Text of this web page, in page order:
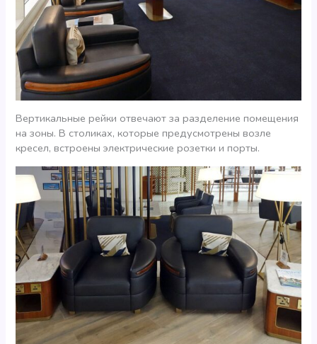
Вертикальные рейки отвечают за разделение помещения
на зоны. В столиках, которые предусмотрены возле
кресел, встроены электрические розетки и порты.